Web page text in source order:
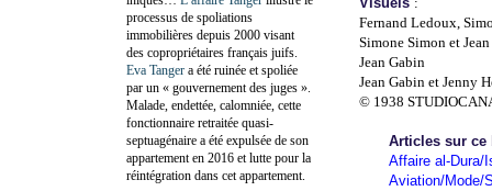
Fernand Ledoux,
Simone Simon et
Jean Gabin
Jean Gabin et Jenny
© 1938
Articles sur ce
Affaire al-Dura/
Aviation/Mode/
processus de spoliations
immobilières depuis 2000 visant
des copropriétaires français juifs.
Eva Tanger a été ruinée et spoliée
par un « gouvernement des juges ».
Malade, endettée, calomniée, cette
fonctionnaire retraitée quasi-
septuagénaire a été expulsée de son
appartement en 2016 et lutte pour la
réintégration dans cet appartement.